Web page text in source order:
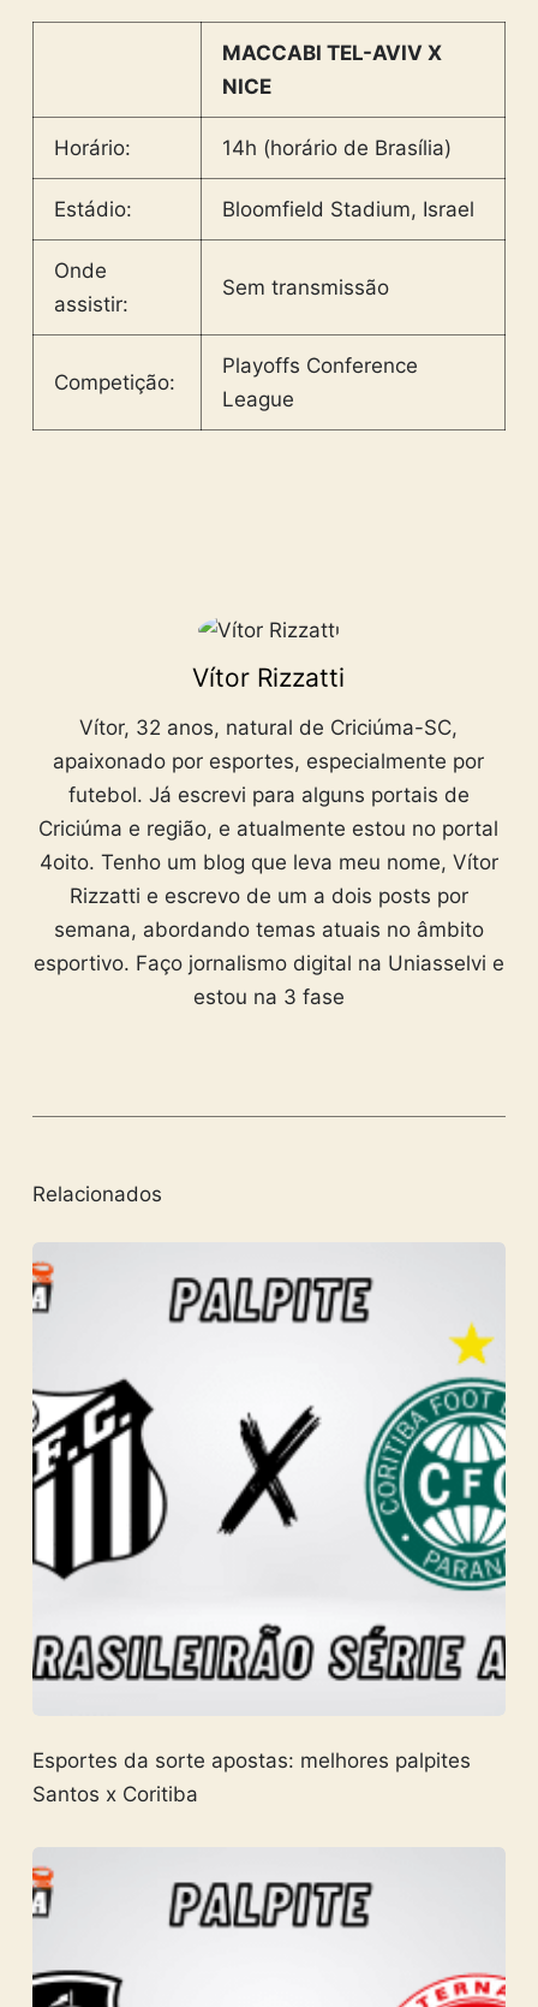
MACCABI TEL-AVIV X
NICE
Horário: 14h (horário de Brasília)
Estádio: Bloomfield Stadium, Israel
Onde
assistir:
Sem transmissão
Competição:
Playoffs Conference
League
Vítor Rizzatti
Vítor, 32 anos, natural de Criciúma-SC,
apaixonado por esportes, especialmente por
futebol. Já escrevi para alguns portais de
Criciúma e região, e atualmente estou no portal
4oito. Tenho um blog que leva meu nome, Vítor
Rizzatti e escrevo de um a dois posts por
semana, abordando temas atuais no âmbito
esportivo. Faço jornalismo digital na Uniasselvi e
estou na 3 fase
Relacionados
Esportes da sorte apostas: melhores palpites
Santos x Coritiba